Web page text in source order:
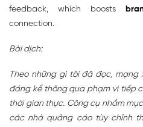
feedback, which boosts
connection.
Bài dịch:
Theo những gì tôi đã đọc,
đáng kể thông qua phạm vi tiếp
thời gian thực. Công cụ nhắm
các nhà quảng cáo tùy chỉnh